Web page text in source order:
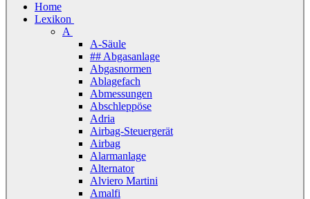
Home
Lexikon
A
A-Säule
## Abgasanlage
Abgasnormen
Ablagefach
Abmessungen
Abschleppöse
Adria
Airbag-Steuergerät
Airbag
Alarmanlage
Alternator
Alviero Martini
Amalfi